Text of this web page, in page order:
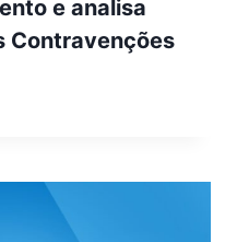
e analisa
Contravenções